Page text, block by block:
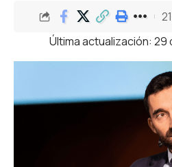
Última actualización: 29